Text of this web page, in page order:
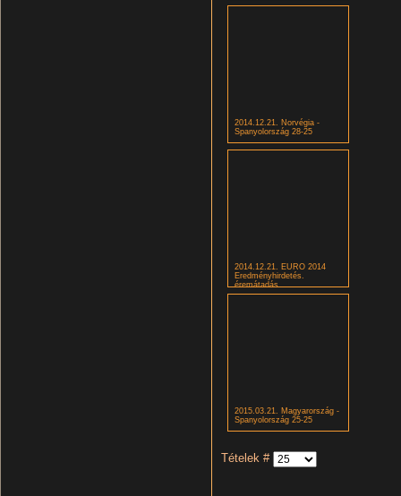
2014.12.21. Norvégia -
Spanyolország 28-25
2014.12.21. EURO 2014
Eredményhirdetés.
éremátadás
2015.03.21. Magyarország -
Spanyolország 25-25
Tételek #